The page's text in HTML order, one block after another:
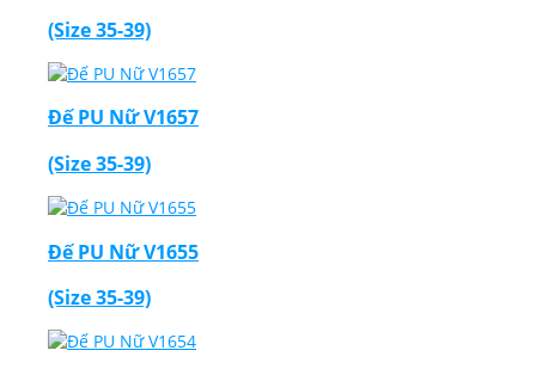
(Size 35-39)
Đế PU Nữ V1657
(Size 35-39)
Đế PU Nữ V1655
(Size 35-39)